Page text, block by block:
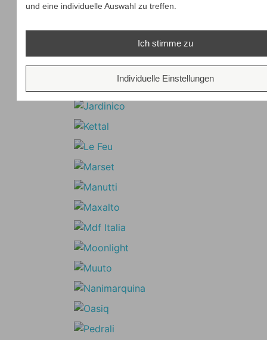
und eine individuelle Auswahl zu treffen.
Ich stimme zu
Individuelle Einstellungen